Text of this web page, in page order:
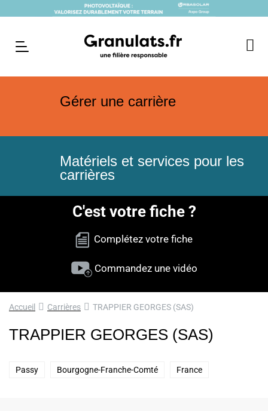
Gérer une carrière
Matériels et services pour les
carrières
C'est votre fiche ?
Complétez votre fiche
Commandez une vidéo
Accueil Carrières TRAPPIER GEORGES (SAS)
TRAPPIER GEORGES (SAS)
Passy Bourgogne-Franche-Comté France